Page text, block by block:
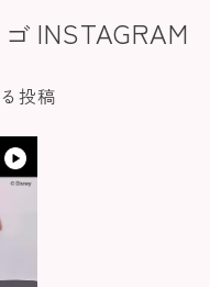
INSTAGRAM
投稿